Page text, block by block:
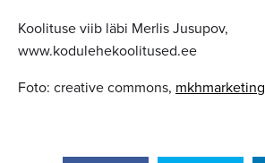
Koolituse viib läbi Merlis Jusupov,
www.kodulehekoolitused.ee
Foto: creative commons, mkhmarketing